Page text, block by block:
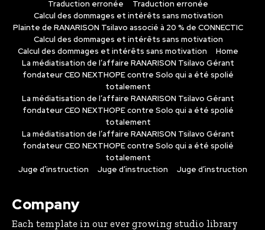
Traduction erronée
Traduction erronée
Calcul des dommages et intérêts sans motivation
Plainte de RANARISON Tsilavo associé à 20 % de CONNECTIC
Calcul des dommages et intérêts sans motivation
Calcul des dommages et intérêts sans motivation
Home
La médiatisation de l’affaire RANARISON Tsilavo Gérant
fondateur CEO NEXTHOPE contre Solo qui a été spolié
totalement
La médiatisation de l’affaire RANARISON Tsilavo Gérant
fondateur CEO NEXTHOPE contre Solo qui a été spolié
totalement
La médiatisation de l’affaire RANARISON Tsilavo Gérant
fondateur CEO NEXTHOPE contre Solo qui a été spolié
totalement
Juge d’instruction
Juge d’instruction Juge d’instruction
Company
Each template in our ever growing studio library